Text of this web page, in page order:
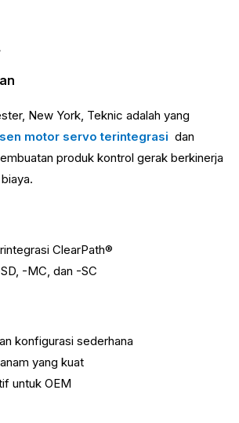
New York, Teknic adalah yang
motor servo terintegrasi dan
produk kontrol gerak berkinerja
ClearPath®
-MC, dan -SC
konfigurasi sederhana
yang kuat
untuk OEM